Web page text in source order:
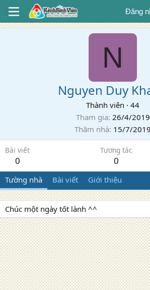
Đăng
N
Nguyen Duy
Thành viên · 44
Tham gia 26/4/2019
Thăm nhà 15/7/2019
Bài viết
0
Tương tác
0
Tường nhà Bài viết Giới thiệu
Chúc một ngày tốt lành ^^